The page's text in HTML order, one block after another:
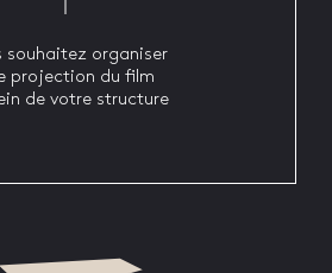
souhaitez organiser
projection du film
de votre structure